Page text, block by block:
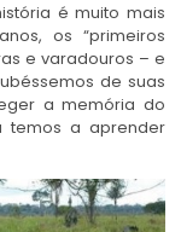
é muito mais
os “primeiros
e varadouros – e
de suas
a memória do
temos a aprender